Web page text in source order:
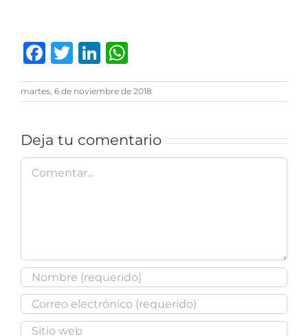
Facebook
TwitterLinkedIn
martes, 6 de noviembre de 2018
Deja tu comentario
Comentar